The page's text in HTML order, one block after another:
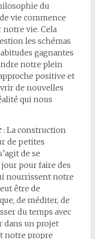
du
vie commence
vie. Cela
les schémas
gagnantes
notre plein
positive et
de nouvelles
qui nous
: La construction
de petites
de se
pour faire des
nourrissent notre
être de
de méditer, de
du temps avec
dans un projet
notre propre